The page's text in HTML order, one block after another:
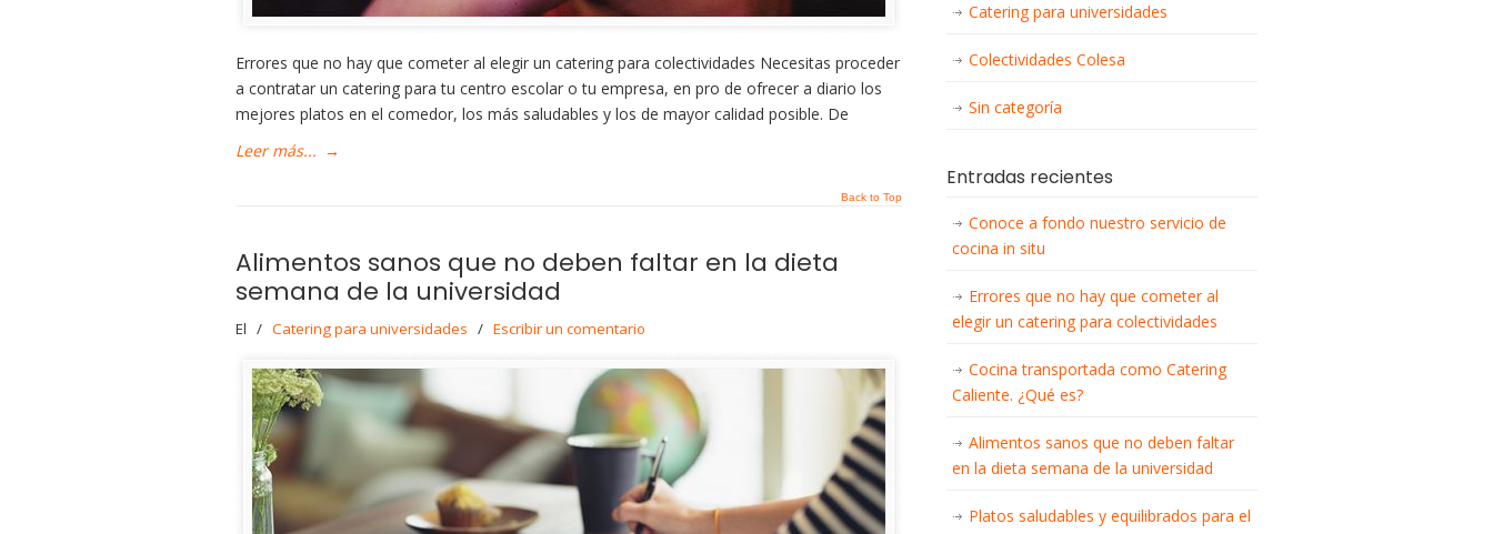
Errores que no hay que cometer al elegir un catering para colectividades Necesitas proceder
a contratar un catering para tu centro escolar o tu empresa, en pro de ofrecer a diario los
mejores platos en el comedor, los más saludables y los de mayor calidad posible. De
Leer más... →
Back to Top
Alimentos sanos que no deben faltar en la dieta
semana de la universidad
El / Catering para universidades / Escribir un comentario
Catering para universidades
Colectividades Colesa
Sin categoría
Entradas recientes
Conoce a fondo nuestro servicio de
cocina in situ
Errores que no hay que cometer al
elegir un catering para colectividades
Cocina transportada como Catering
Caliente. ¿Qué es?
Alimentos sanos que no deben faltar
en la dieta semana de la universidad
Platos saludables y equilibrados para el